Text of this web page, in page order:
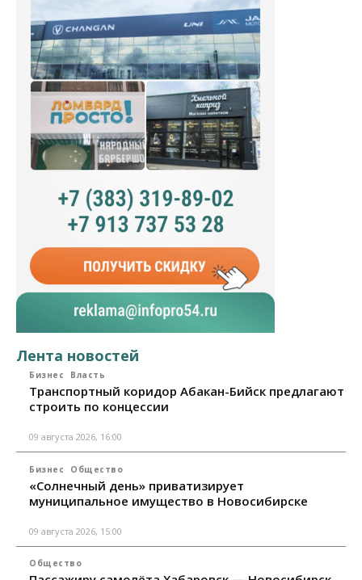
Лента новостей
Бизнес Власть
Транспортный коридор Абакан-Бийск предлагают
строить по концессии
09 августа 2026, 16:00
Бизнес Общество
«Солнечный день» приватизирует
муниципальное имущество в Новосибирске
09 августа 2026, 15:00
Общество